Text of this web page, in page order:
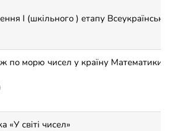
I (шкільного ) етапу
по морю чисел у країну Математики
«У світі чисел»